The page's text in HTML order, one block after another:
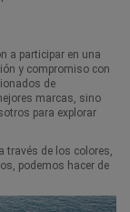
a participar en una
y compromiso con
de
marcas, sino
para explorar
través de los colores,
podemos hacer de